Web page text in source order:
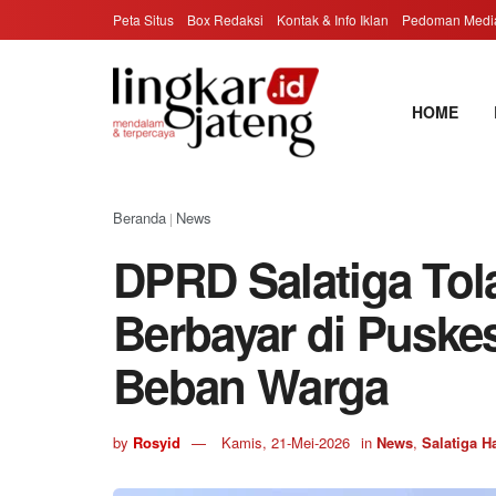
Peta Situs Box Redaksi Kontak & Info Iklan Pedoman
HOME
Beranda | News
DPRD Salatiga
Berbayar di
Beban Warga
by Rosyid Kamis, 21-Mei-2026 in News, Salatiga